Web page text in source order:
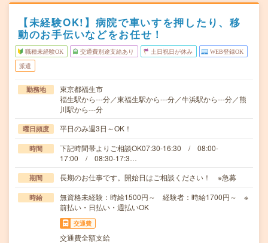
【未経験OK!】病院で車いすを押したり、移
動のお手伝いなどをお任せ！
職種未経験OK 交通費別途支給あり 土日祝日が休み WEB登録OK
派遣
勤務地
東京都福生市
福生駅から---分／東福生駅から---分／牛浜駅から---分／熊
川駅から---分
曜日頻度 平日のみ週3日～OK！
時間
下記時間帯よりご相談OK07:30-16:30 / 08:00-
17:00 / 08:30-17:3…
期間 長期のお仕事です。開始日はご相談ください！ ※急募
時給
無資格未経験：時給1500円～ 経験者：時給1700円～ ※
前払い・日払い・週払いOK
交通費
交通費全額支給